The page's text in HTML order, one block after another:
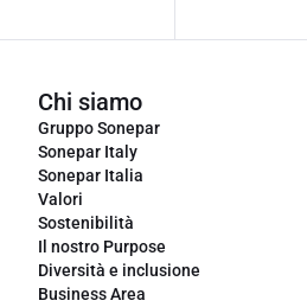
Chi siamo
Gruppo Sonepar
Sonepar Italy
Sonepar Italia
Valori
Sostenibilità
Il nostro Purpose
Diversità e inclusione
Business Area